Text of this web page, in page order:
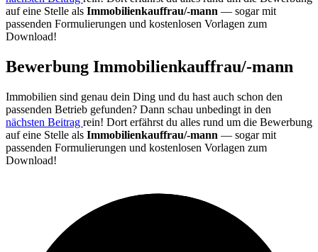
auf eine Stelle als Immobilienkauffrau/-mann — sogar mit
passenden Formulierungen und kostenlosen Vorlagen zum
Download!
Bewerbung Immobilienkauffrau/-mann
Immobilien sind genau dein Ding und du hast auch schon den
passenden Betrieb gefunden? Dann schau unbedingt in den
nächsten Beitrag rein! Dort erfährst du alles rund um die Bewerbung
auf eine Stelle als Immobilienkauffrau/-mann — sogar mit
passenden Formulierungen und kostenlosen Vorlagen zum
Download!